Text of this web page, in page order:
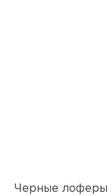
Черные лоферы